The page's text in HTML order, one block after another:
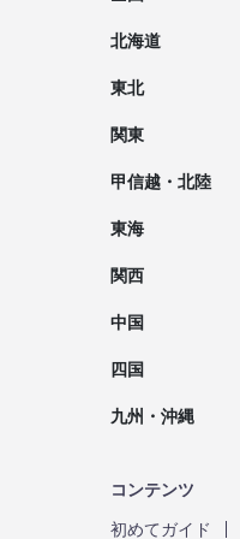
北海道
東北
関東
甲信越・北陸
東海
関西
中国
四国
九州・沖縄
コンテンツ
初めてガイド